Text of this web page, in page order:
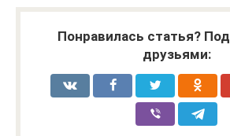
Понравилась статья?
друзьями: